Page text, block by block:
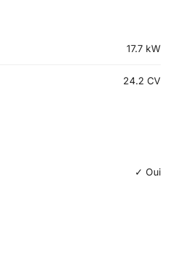
17.7 kW
24.2 CV
✓ Oui